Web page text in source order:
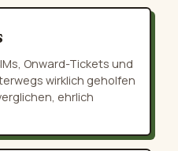
Onward-Tickets und
wirklich geholfen
ehrlich